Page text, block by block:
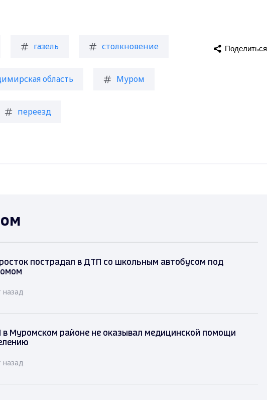
газель столкновение
область Муром
переезд
Поделиться
пострадал в ДТП со школьным автобусом под
назад
Муромском районе не оказывал медицинской помощи
назад